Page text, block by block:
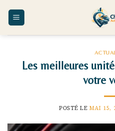
Les meilleures
votre
POSTÉ LEMAI 15,